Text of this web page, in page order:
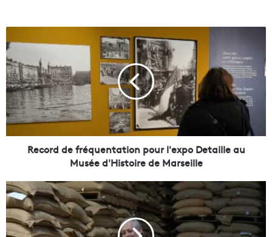
e
c
o
r
d
d
e
f
u
e
n
t
Record de fréquentation pour l'expo Detaille au
Musée d'Histoire de Marseille
H
e
n
r